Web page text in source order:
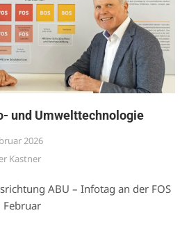
und Umwelttechnologie
2026
Kastner
ABU – Infotag an der FOS